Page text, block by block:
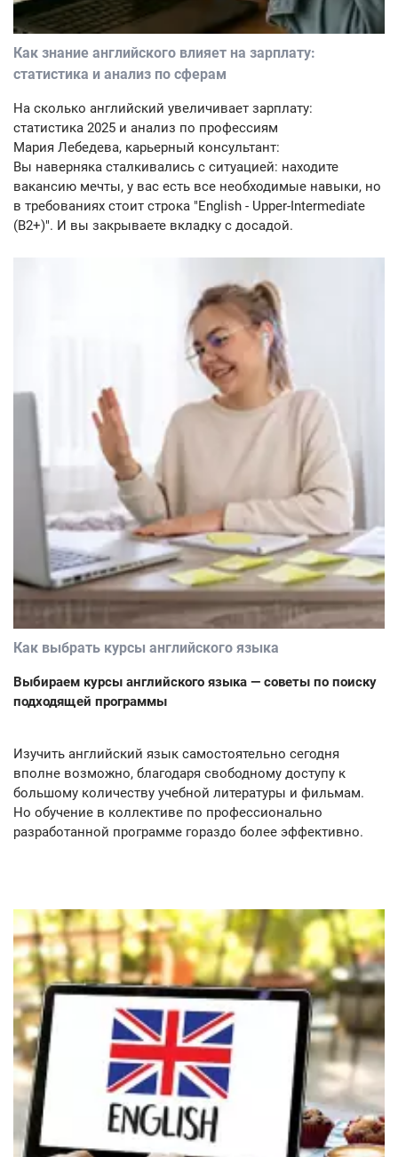
Как знание английского влияет на зарплату:
статистика и анализ по сферам
На сколько английский увеличивает зарплату:
статистика 2025 и анализ по профессиям
Мария Лебедева, карьерный консультант:
Вы наверняка сталкивались с ситуацией: находите
вакансию мечты, у вас есть все необходимые навыки, но
в требованиях стоит строка "English - Upper-Intermediate
(B2+)". И вы закрываете вкладку с досадой.
Как выбрать курсы английского языка
Выбираем курсы английского языка — советы по поиску
подходящей программы
Изучить английский язык самостоятельно сегодня
вполне возможно, благодаря свободному доступу к
большому количеству учебной литературы и фильмам.
Но обучение в коллективе по профессионально
разработанной программе гораздо более эффективно.